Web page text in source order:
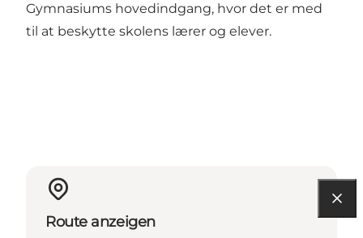
Gymnasiums hovedindgang, hvor det er med
til at beskytte skolens lærer og elever.
Route anzeigen